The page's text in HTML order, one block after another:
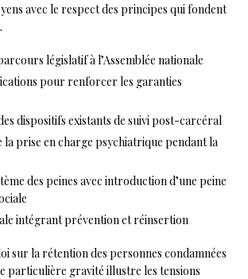
avec le respect des principes qui fondent
législatif à l’Assemblée nationale
pour renforcer les garanties
dispositifs existants de suivi post-carcéral
la prise en charge psychiatrique pendant la
des peines avec introduction d’une peine
intégrant prévention et réinsertion
sur la rétention des personnes condamnées
particulière gravité illustre les tensions